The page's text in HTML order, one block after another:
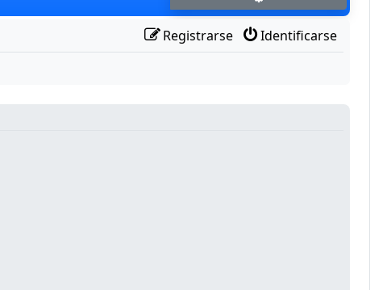
Identificarse
Registrarse